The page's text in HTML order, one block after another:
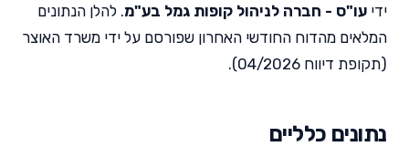
ידי עו"ס - חברה לניהול קופות גמל בע"מ. להלן הנתונים
המלאים מהדוח החודשי האחרון שפורסם על ידי משרד האוצר
(תקופת דיווח 04/2026).
נתונים כלליים